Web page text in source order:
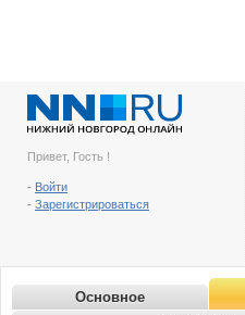
Привет, Гость !
- Войти
- Зарегистрироваться
Основное